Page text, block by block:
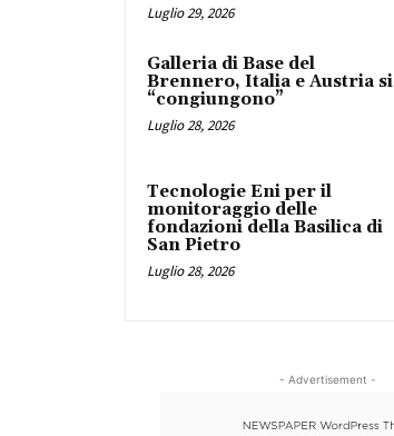
Luglio 29, 2026
Galleria di Base del
Brennero, Italia e Austria si
“congiungono”
Luglio 28, 2026
Tecnologie Eni per il
monitoraggio delle
fondazioni della Basilica di
San Pietro
Luglio 28, 2026
- Advertisement -